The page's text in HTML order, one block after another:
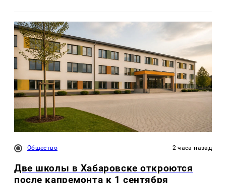
Общество 2 часа назад
Две школы в Хабаровске откроются
после капремонта к 1 сентября